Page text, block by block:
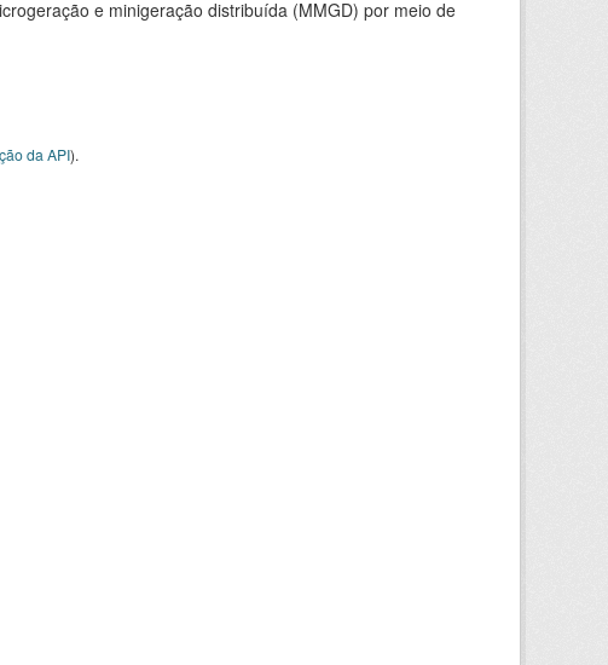
e minigeração distribuída (MMGD) por meio de
da API).